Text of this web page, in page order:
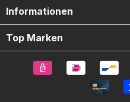
Informationen
Top Marken